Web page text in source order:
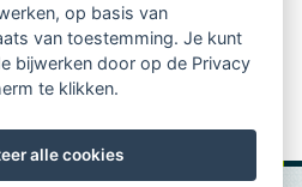
op basis van
van toestemming. Je kunt
bijwerken door op de Privacy
te klikken.
alle cookies